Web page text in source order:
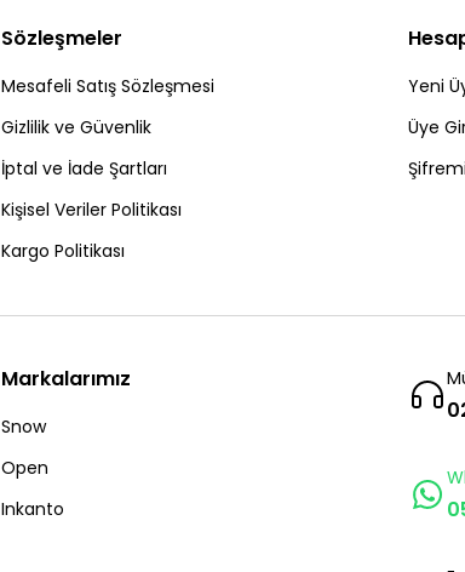
Sözleşmeler
Mesafeli Satış Sözleşmesi
Gizlilik ve Güvenlik
İptal ve İade Şartları
Kişisel Veriler Politikası
Kargo Politikası
Yeni
Üye
Markalarımız
Snow
Open
Inkanto